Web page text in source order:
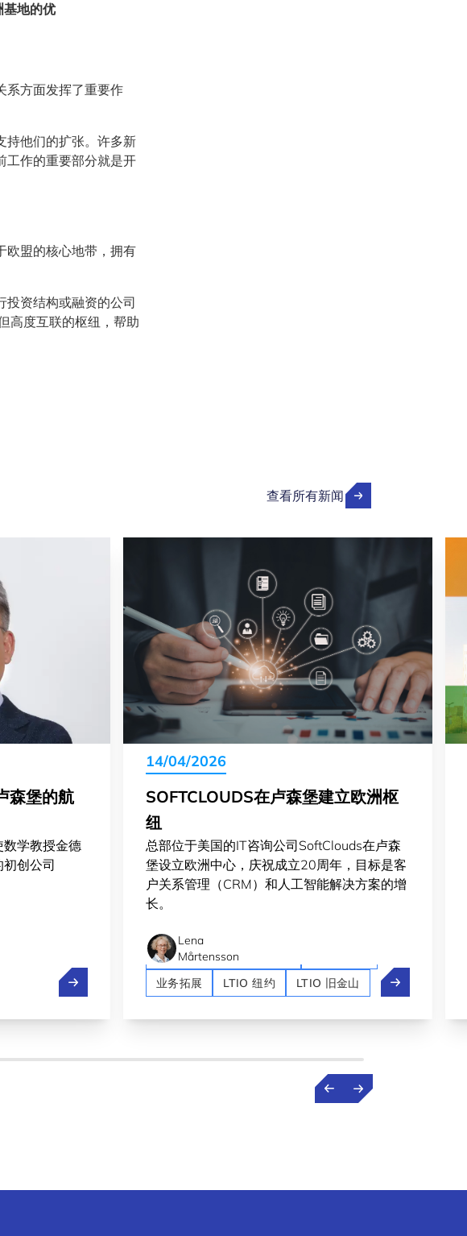
基地的优
系方面发挥了重要作
持他们的扩张。许多新
工作的重要部分就是开
欧盟的核心地带，拥有
投资结构或融资的公司
高度互联的枢纽，帮助
查看所有新闻
森堡的航
学教授金德
创公司
SpaceMap：从教授到卢森堡的航天科技创始人
14/04/2026
SOFTCLOUDS在卢森堡建立欧洲枢
纽
总部位于美国的IT咨询公司SoftClouds在卢森
堡设立欧洲中心，庆祝成立20周年，目标是客
户关系管理（CRM）和人工智能解决方案的增
长。
Lena
Mårtensson
业务拓展
LTIO 纽约 LTIO 旧金山
Artificial intelligence (AI)
SoftClouds在